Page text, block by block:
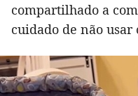
compartilhado a
cuidado de não usar